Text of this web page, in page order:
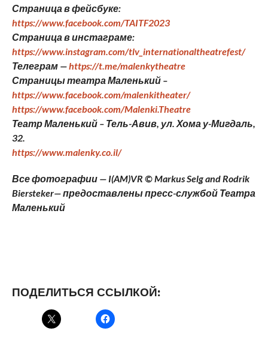
Страница в фейсбуке:
https://www.facebook.com/TAITF2023
Страница в инстаграме:
https://www.instagram.com/tlv_internationaltheatrefest/
Телеграм —https://t.me/malenkytheatre
Страницы театра Маленький –
https://www.facebook.com/malenkitheater/
https://www.facebook.com/Malenki.Theatre
Театр Маленький – Тель-Авив, ул. Хома у-Мигдаль,
32.
https://www.malenky.co.il/
Все фотографии — I(AM)VR © Markus Selg and Rodrik
Biersteker— предоставлены пресс-службой Театра
Маленький
ПОДЕЛИТЬСЯ ССЫЛКОЙ: